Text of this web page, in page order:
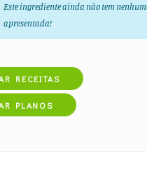
Este ingrediente ainda não tem
apresentada!
RECEITAS
PLANOS